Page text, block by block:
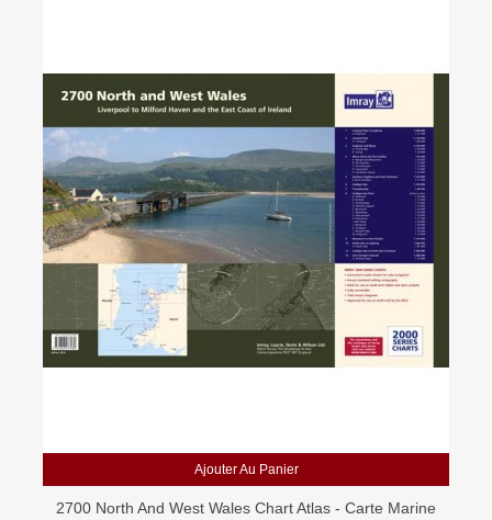
Ajouter Au Panier
2700 North And West Wales Chart Atlas - Carte Marine